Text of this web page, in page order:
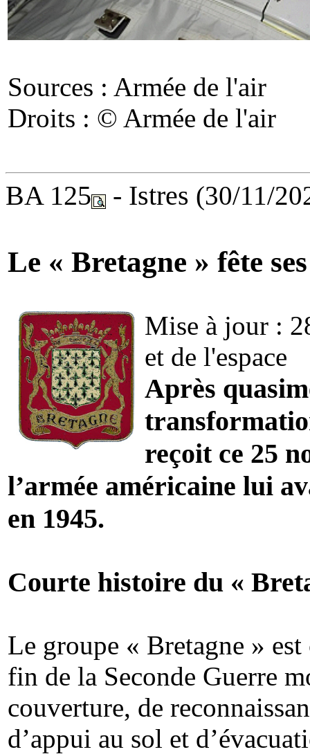
Sources : Armée de l'air
Droits : © Armée de l'air
BA 125 - Istres (30/11/
Le « Bretagne » fête
Mise à jour :
et de l'espace
Après
reçoit ce 25
l’armée américaine lui
en 1945.
Courte histoire du «
Le groupe « Bretagne »
fin de la Seconde Guerre
couverture, de
d’appui au sol et